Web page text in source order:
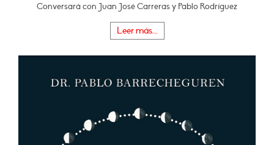
Conversará con Juan José Carreras y Pablo Rodríguez
Leer más...